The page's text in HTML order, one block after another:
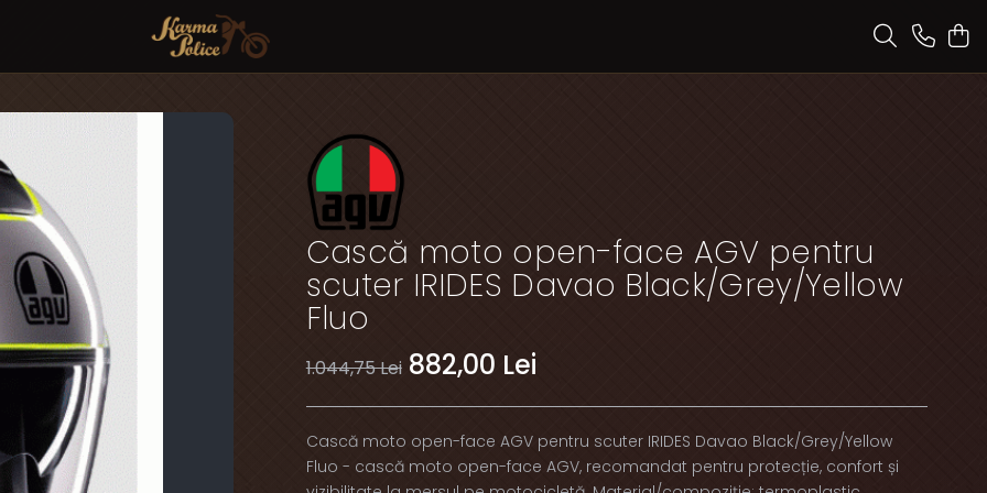
Cască moto open-face AGV pentru
scuter IRIDES Davao Black/Grey/Yellow
Fluo
1.044,75 Lei 882,00 Lei
Cască moto open-face AGV pentru scuter IRIDES Davao Black/Grey/Yellow
Fluo - cască moto open-face AGV, recomandat pentru protecție, confort și